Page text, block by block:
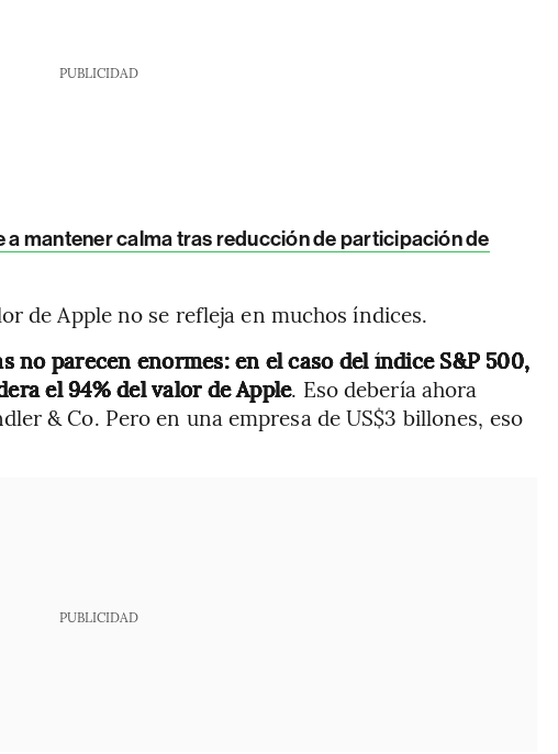
PUBLICIDAD
a mantener calma tras reducción de participación de
de Apple no se refleja en muchos índices.
no parecen enormes: en el caso del índice S&P 500,
el 94% del valor de Apple. Eso debería ahora
& Co. Pero en una empresa de US$3 billones, eso
PUBLICIDAD